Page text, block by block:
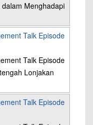
dalam Menghadapi
Talk Episode
Talk Episode
Lonjakan
Talk Episode